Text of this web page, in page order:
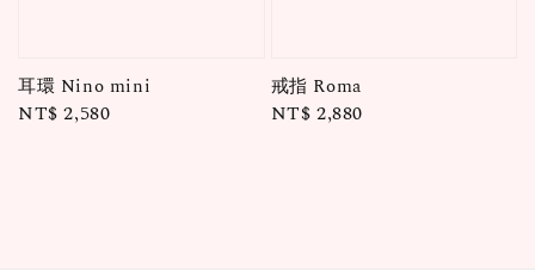
耳環 Nino mini
Regular
NT$ 2,580
戒指 Roma
Regular
NT$ 2,880